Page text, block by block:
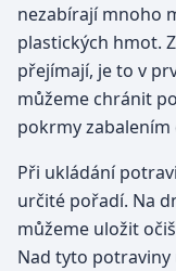
nezabírají mnoho
plastických hmot.
přejímají, je to v
můžeme chránit
pokrmy zabalením
Při ukládání
určité pořadí. Na
můžeme uložit
Nad tyto potraviny